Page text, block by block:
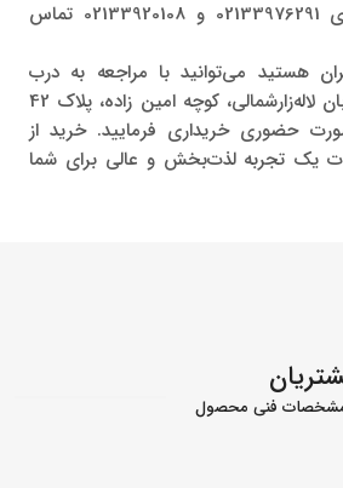
می‌توانید با شماره های 02133976291 و 02133920108 تماس
هستید می‌توانید با مراجعه به درب
فروشگاه به آدرس خیابان لاله‌زارشمالی، کوچه امین زاده، پلاک 42
حضوری خریداری فرمایید. خرید از
یک تجربه لذت‌بخش و عالی برای شما
فنی محصول